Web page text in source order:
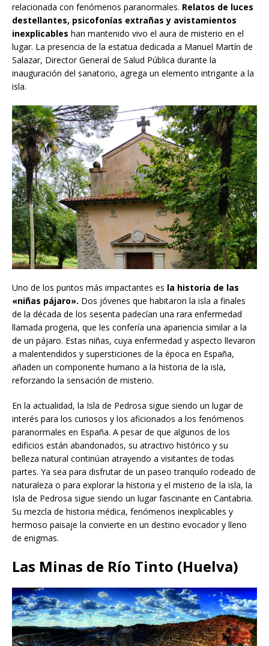
relacionada con fenómenos paranormales. Relatos de luces
destellantes, psicofonías extrañas y avistamientos
inexplicables han mantenido vivo el aura de misterio en el
lugar. La presencia de la estatua dedicada a Manuel Martín de
Salazar, Director General de Salud Pública durante la
inauguración del sanatorio, agrega un elemento intrigante a la
isla.
Uno de los puntos más impactantes es la historia de las
«niñas pájaro». Dos jóvenes que habitaron la isla a finales
de la década de los sesenta padecían una rara enfermedad
llamada progeria, que les confería una apariencia similar a la
de un pájaro. Estas niñas, cuya enfermedad y aspecto llevaron
a malentendidos y supersticiones de la época en España,
añaden un componente humano a la historia de la isla,
reforzando la sensación de misterio.
En la actualidad, la Isla de Pedrosa sigue siendo un lugar de
interés para los curiosos y los aficionados a los fenómenos
paranormales en España. A pesar de que algunos de los
edificios están abandonados, su atractivo histórico y su
belleza natural continúan atrayendo a visitantes de todas
partes. Ya sea para disfrutar de un paseo tranquilo rodeado de
naturaleza o para explorar la historia y el misterio de la isla, la
Isla de Pedrosa sigue siendo un lugar fascinante en Cantabria.
Su mezcla de historia médica, fenómenos inexplicables y
hermoso paisaje la convierte en un destino evocador y lleno
de enigmas.
Las Minas de Río Tinto (Huelva)